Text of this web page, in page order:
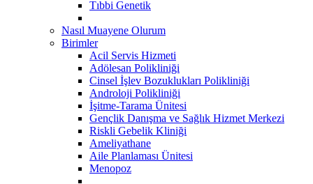
Tıbbi Genetik
Nasıl Muayene Olurum
Birimler
Acil Servis Hizmeti
Adölesan Polikliniği
Cinsel İşlev Bozuklukları Polikliniği
Androloji Polikliniği
İşitme-Tarama Ünitesi
Gençlik Danışma ve Sağlık Hizmet Merkezi
Riskli Gebelik Kliniği
Ameliyathane
Aile Planlaması Ünitesi
Menopoz